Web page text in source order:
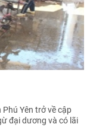
Yên trở về cập
đại dương và có lãi